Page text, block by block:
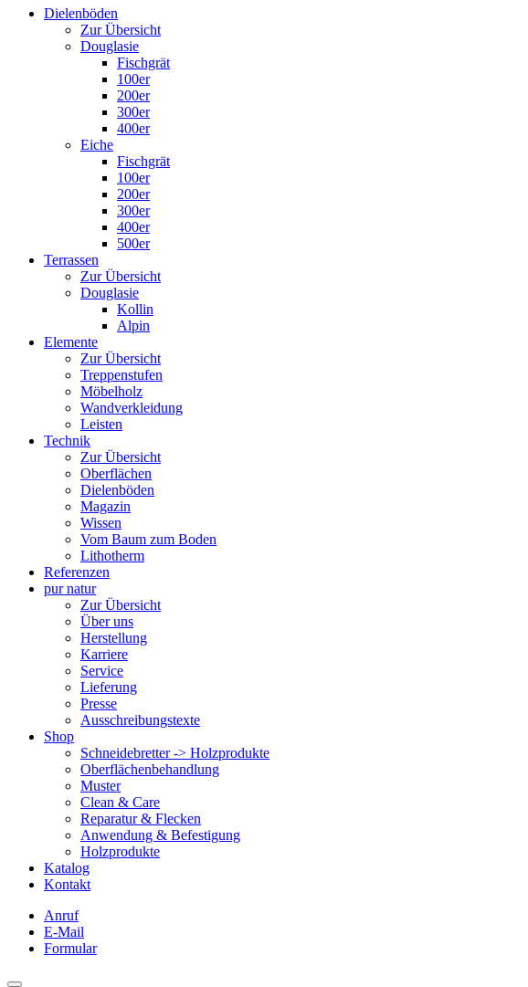
Dielenböden
Zur Übersicht
Douglasie
Fischgrät
100er
200er
300er
400er
Eiche
Fischgrät
100er
200er
300er
400er
500er
Terrassen
Zur Übersicht
Douglasie
Kollin
Alpin
Elemente
Zur Übersicht
Treppenstufen
Möbelholz
Wandverkleidung
Leisten
Technik
Zur Übersicht
Oberflächen
Dielenböden
Magazin
Wissen
Vom Baum zum Boden
Lithotherm
Referenzen
pur natur
Zur Übersicht
Über uns
Herstellung
Karriere
Service
Lieferung
Presse
Ausschreibungstexte
Shop
Schneidebretter -> Holzprodukte
Oberflächenbehandlung
Muster
Clean & Care
Reparatur & Flecken
Anwendung & Befestigung
Holzprodukte
Katalog
Kontakt
Anruf
E-Mail
Formular